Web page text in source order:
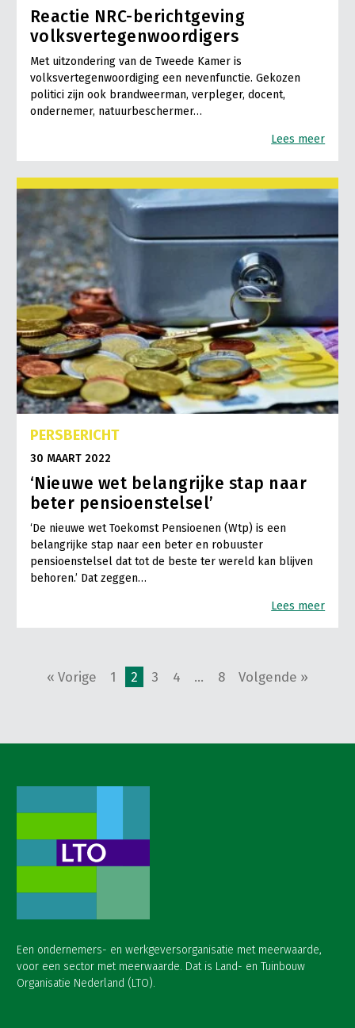
Reactie NRC-berichtgeving
volksvertegenwoordigers
Met uitzondering van de Tweede Kamer is
volksvertegenwoordiging een nevenfunctie. Gekozen
politici zijn ook brandweerman, verpleger, docent,
ondernemer, natuurbeschermer…
Lees meer
PERSBERICHT
30 MAART 2022
‘Nieuwe wet belangrijke stap naar
beter pensioenstelsel’
‘De nieuwe wet Toekomst Pensioenen (Wtp) is een
belangrijke stap naar een beter en robuuster
pensioenstelsel dat tot de beste ter wereld kan blijven
behoren.’ Dat zeggen…
Lees meer
« Vorige 1 2 3 4 … 8 Volgende »
Een ondernemers- en werkgeversorganisatie met meerwaarde,
voor een sector met meerwaarde. Dat is Land- en Tuinbouw
Organisatie Nederland (LTO).